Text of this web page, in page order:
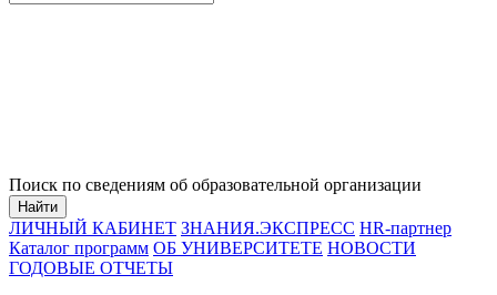
Поиск по сведениям об образовательной организации
Найти
ЛИЧНЫЙ КАБИНЕТ ЗНАНИЯ.ЭКСПРЕСС HR-партнер
Каталог программ ОБ УНИВЕРСИТЕТЕ НОВОСТИ
ГОДОВЫЕ ОТЧЕТЫ